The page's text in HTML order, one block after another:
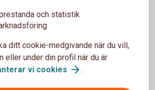
och låna
med ditt barn
och statistik
ditt cookie-medgivande när du vill,
eller under din profil när du är
vi cookies .